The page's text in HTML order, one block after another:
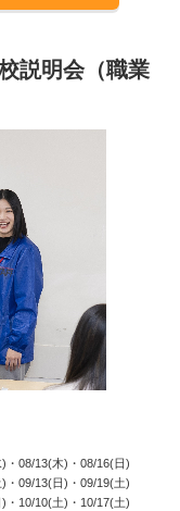
説明会（職業
) ・08/13(木) ・08/16(日)
) ・09/13(日) ・09/19(土)
) ・10/10(土) ・10/17(土)